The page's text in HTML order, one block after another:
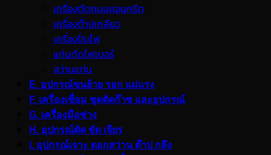
เครื่องตัดถนนคอนกรีต
เครื่องต๊าปเกลียว
เครื่องปั่นไฟ
แท่นตัดไฟเบอร์
สว่านแท่น
E. อุปกรณ์ขนย้าย รอก แม่แรง
F. เครื่องเชื่อม ชุดตัดก๊าซ และอุปกรณ์
G. เครื่องมือช่าง
H. อุปกรณ์ตัด ขัด เจียร
I. อุปกรณ์เจาะ ดอกสว่าน ต๊าป กลึง